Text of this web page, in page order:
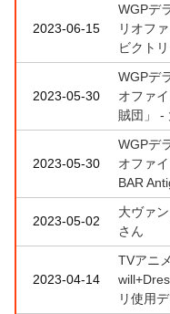
2023-06-15
WGPデ
リオフ
ビクト
2023-05-30
WGPデ
オファ
賊団」
2023-05-30
WGPデ
オファ
BAR
2023-05-02
大ヴァ
さん
2023-04-14
TVアニ
リ使用